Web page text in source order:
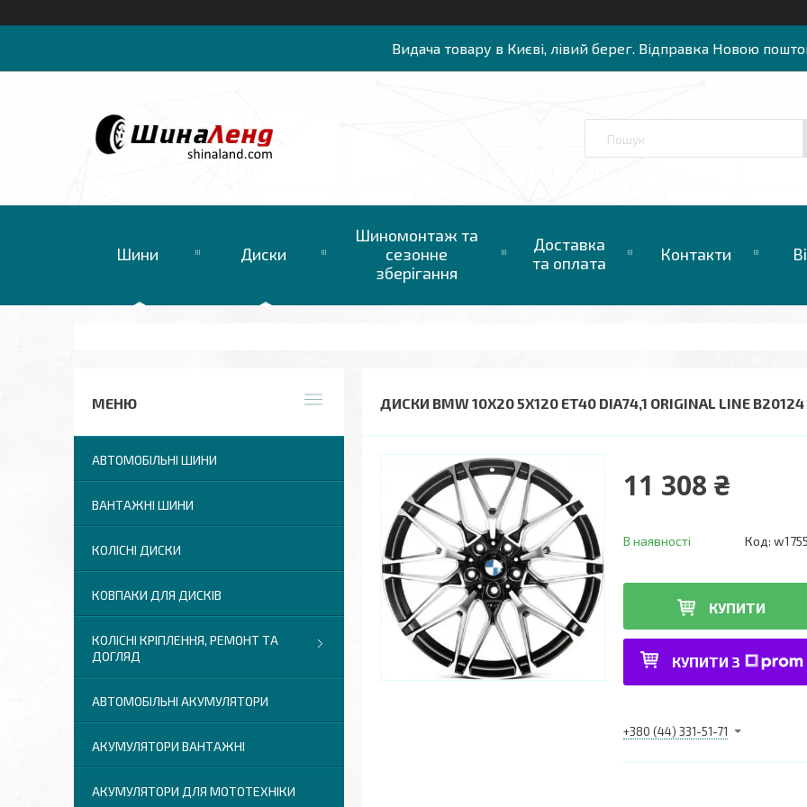
Видача товару в Києві, лівий берег. Відправка Новою
Шини Диски
Шиномонтаж та
сезонне
зберігання
Доставка
та оплата
Контакти
ДИСКИ BMW 10X20 5X120 ET40 DIA74,1 ORIGINAL LINE
11 308 ₴
В наявності Код:
КУПИТИ
КУПИТИ З
+380 (44) 331-51-71
АВТОМОБІЛЬНІ ШИНИ
ВАНТАЖНІ ШИНИ
КОЛІСНІ ДИСКИ
КОВПАКИ ДЛЯ ДИСКІВ
КОЛІСНІ КРІПЛЕННЯ, РЕМОНТ ТА
ДОГЛЯД
АВТОМОБІЛЬНІ АКУМУЛЯТОРИ
АКУМУЛЯТОРИ ВАНТАЖНІ
АКУМУЛЯТОРИ ДЛЯ МОТОТЕХНІКИ